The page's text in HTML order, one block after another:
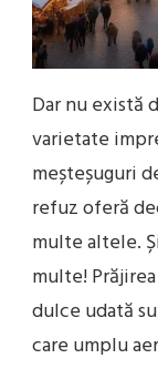
Dar nu există
varietate
meșteșuguri
refuz oferă
multe altele.
multe!
dulce udată
care umplu